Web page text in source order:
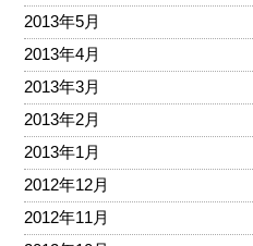
2013年5月
2013年4月
2013年3月
2013年2月
2013年1月
2012年12月
2012年11月